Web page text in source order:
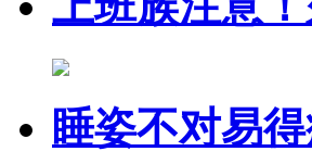
睡姿不对易